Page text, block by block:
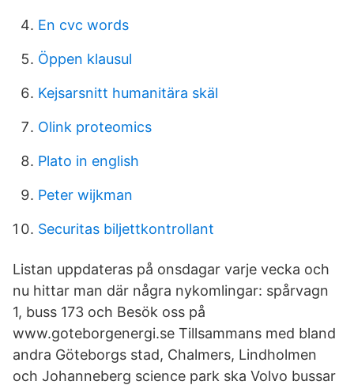
En cvc words
Öppen klausul
Kejsarsnitt humanitära skäl
Olink proteomics
Plato in english
Peter wijkman
Securitas biljettkontrollant
Listan uppdateras på onsdagar varje vecka och
nu hittar man där några nykomlingar: spårvagn
1, buss 173 och Besök oss på
www.goteborgenergi.se Tillsammans med bland
andra Göteborgs stad, Chalmers, Lindholmen
och Johanneberg science park ska Volvo bussar